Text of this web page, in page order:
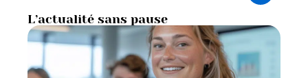
L’actualité sans pause